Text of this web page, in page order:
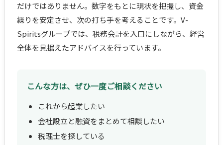
だけではありません。数字をもとに現状を把握し、資金
繰りを安定させ、次の打ち手を考えることです。V-
Spiritsグループでは、税務会計を入口にしながら、経営
全体を見据えたアドバイスを行っています。
こんな方は、ぜひ一度ご相談ください
これから起業したい
会社設立と融資をまとめて相談したい
税理士を探している